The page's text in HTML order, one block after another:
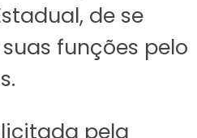
de se
funções pelo
pela